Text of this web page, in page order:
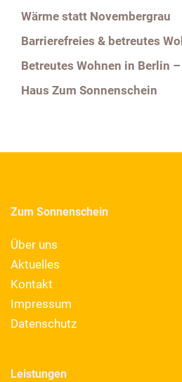
Wärme statt Novembergrau
Barrierefreies & betreutes
Betreutes Wohnen in Berlin
Haus Zum Sonnenschein
Zum Sonnenschein
Über uns
Aktuelles
Kontakt
Impressum
Datenschutz
Leistungen